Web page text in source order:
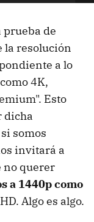
prueba de
la resolución
a lo
4K,
Esto
dicha
somos
invitará a
no querer
a 1440p como
Algo es algo.